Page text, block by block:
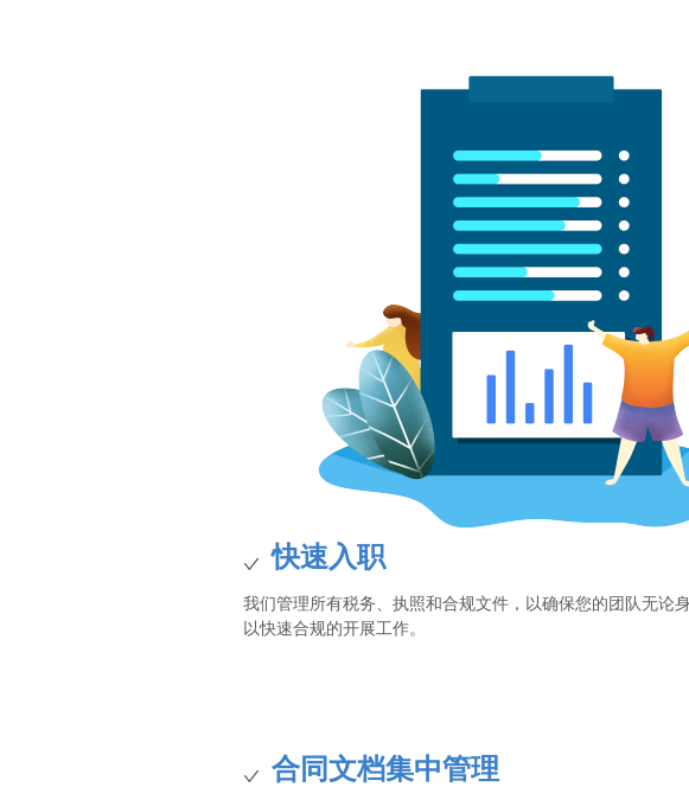
快速入职
我们管理所有税务、执照和合规文件，以确保您的团队无论
以快速合规的开展工作。
合同文档集中管理